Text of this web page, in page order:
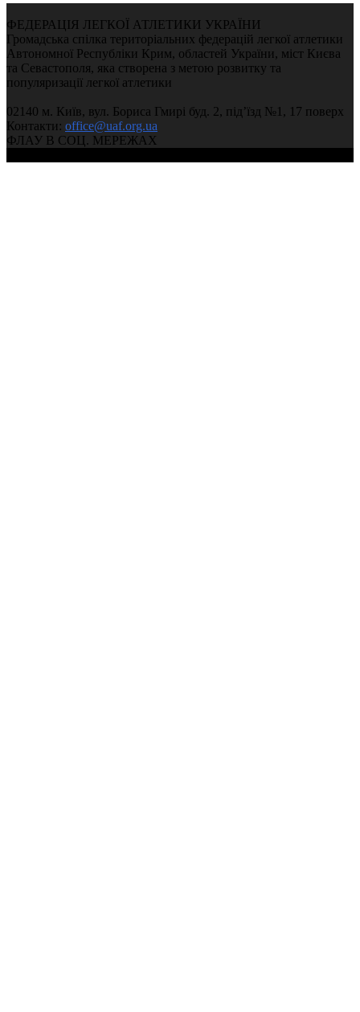
ФЕДЕРАЦІЯ ЛЕГКОЇ АТЛЕТИКИ УКРАЇНИ
Громадська спілка територіальних федерацій легкої атлетики
Автономної Республіки Крим, областей України, міст Києва
та Севастополя, яка створена з метою розвитку та
популяризації легкої атлетики
02140 м. Київ, вул. Бориса Гмирі буд. 2, під’їзд №1, 17 поверх
Контакти: office@uaf.org.ua
ФЛАУ В СОЦ. МЕРЕЖАХ